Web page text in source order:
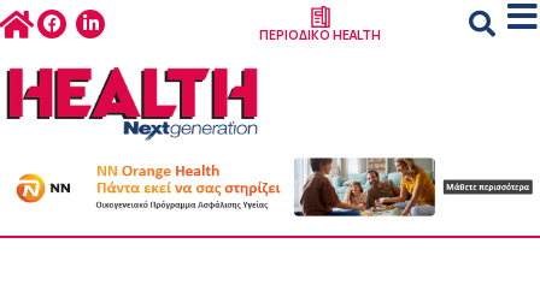
ΠΕΡΙΟΔΙΚΟ HEALTH